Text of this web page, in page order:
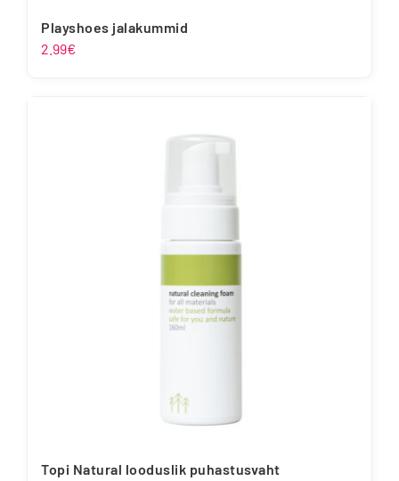
Playshoes jalakummid
2.99€
Topi Natural looduslik puhastusvaht